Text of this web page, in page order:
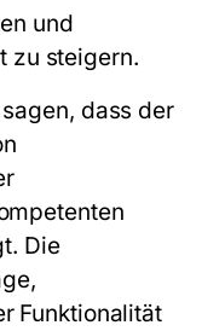
und
zu steigern.
dass der
Die
Funktionalität